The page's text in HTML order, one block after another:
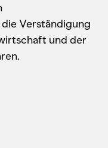
Verständigung
und der